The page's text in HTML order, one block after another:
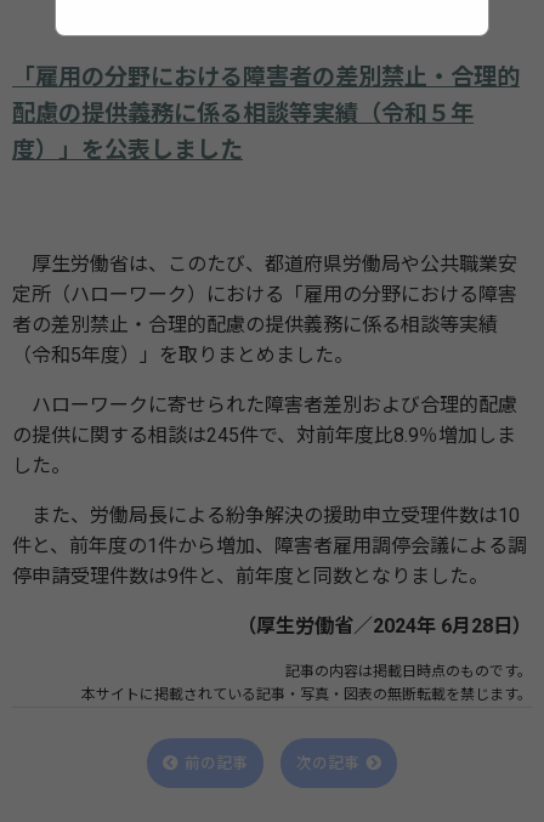
「雇用の分野における障害者の差別禁止・合理的
配慮の提供義務に係る相談等実績（令和５年
度）」を公表しました
厚生労働省は、このたび、都道府県労働局や公共職業安
定所（ハローワーク）における「雇用の分野における障害
者の差別禁止・合理的配慮の提供義務に係る相談等実績
（令和5年度）」を取りまとめました。
ハローワークに寄せられた障害者差別および合理的配慮
の提供に関する相談は245件で、対前年度比8.9％増加しま
した。
また、労働局長による紛争解決の援助申立受理件数は10
件と、前年度の1件から増加、障害者雇用調停会議による調
停申請受理件数は9件と、前年度と同数となりました。
（厚生労働省／2024年 6月28日）
記事の内容は掲載日時点のものです。
本サイトに掲載されている記事・写真・図表の無断転載を禁じます。
前の記事 次の記事